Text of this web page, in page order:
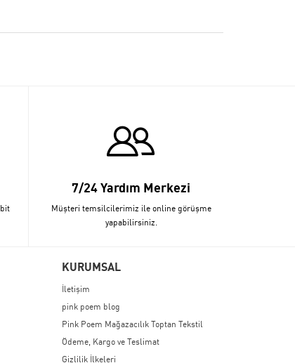
7/24 Yardım Merkezi
Müşteri temsilcilerimiz ile online görüşme
yapabilirsiniz.
KURUMSAL
İletişim
pink poem blog
Pink Poem Mağazacılık Toptan Tekstil
Ödeme, Kargo ve Teslimat
Gizlilik İlkeleri